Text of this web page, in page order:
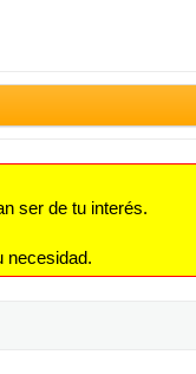
ser de tu interés.
necesidad.